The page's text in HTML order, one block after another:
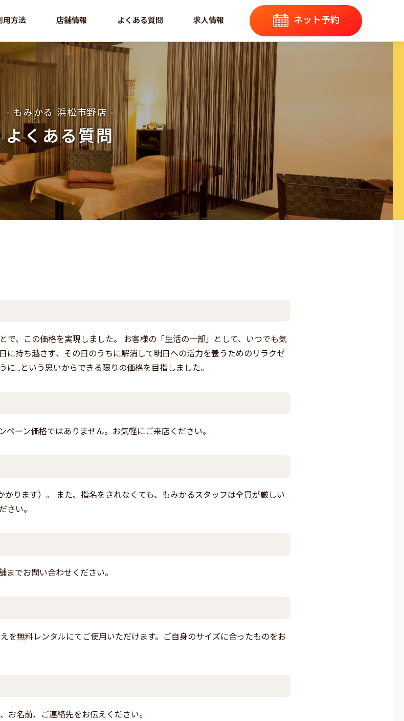
用方法 店舗情報 よくある質問 求人情報 ネット予約
- もみかる 浜松市野店 -
よくある質問
で、この価格を実現しました。 お客様の「生活の一部」として、いつでも気
に持ち越さず、その日のうちに解消して明日への活力を養うためのリラクゼ
に…という思いからできる限りの価格を目指しました。
ペーン価格ではありません。お気軽にご来店ください。
ります）。 また、指名をされなくても、もみかるスタッフは全員が厳しい
さい。
までお問い合わせください。
を無料レンタルにてご使用いただけます。ご自身のサイズに合ったものをお
お名前、ご連絡先をお伝えください。